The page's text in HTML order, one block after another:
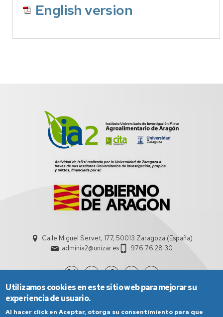
English version
Calle Miguel Servet, 177, 50013 Zaragoza (España)
adminia2@unizar.es
976 76 28 30
Utilizamos cookies en este sitio web para mejorar su
experiencia de usuario.
Al hacer click en Aceptar, otorga su consentimiento para que